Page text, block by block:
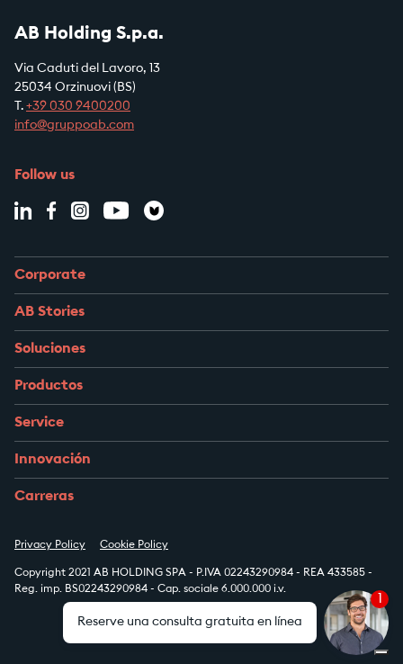
AB Holding S.p.a.
Via Caduti del Lavoro, 13
25034 Orzinuovi (BS)
T. +39 030 9400200
info@gruppoab.com
Follow us
Corporate
AB Stories
Soluciones
Productos
Service
Innovación
Carreras
Privacy Policy Cookie Policy
Copyright 2021 AB HOLDING SPA - P.IVA 02243290984 - REA 433585 -
Reg. imp. BS02243290984 - Cap. sociale 6.000.000 i.v.
Reserve una consulta gratuita en línea